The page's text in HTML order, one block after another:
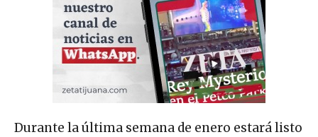
Durante la última semana de enero estará listo